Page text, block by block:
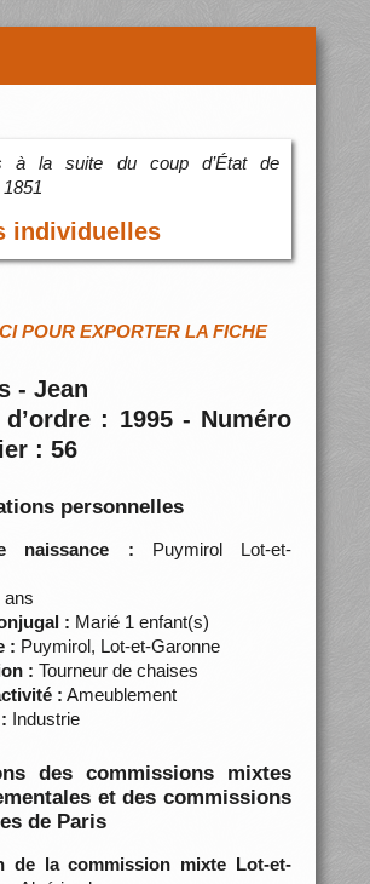
à la suite du coup d’État de
individuelles
POUR EXPORTER LA FICHE
- Jean
d’ordre : 1995 - Numéro
: 56
personnelles
naissance : Puymirol Lot-et-
ans
: Marié 1 enfant(s)
: Puymirol, Lot-et-Garonne
: Tourneur de chaises
: Ameublement
Industrie
des commissions mixtes
et des commissions
de Paris
de la commission mixte Lot-et-